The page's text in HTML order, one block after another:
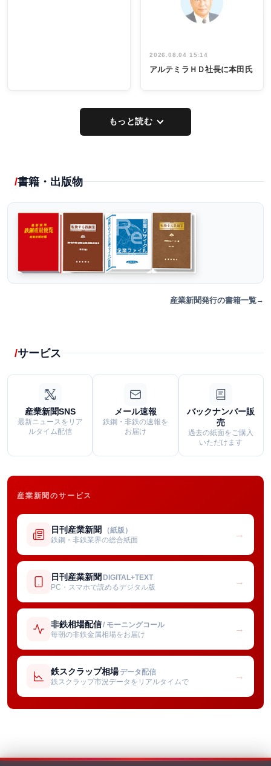
2026.08.04 15:14
アルテミラＨＤ社長に本田氏
もっと読む
書籍・出版物
産業新聞発行の書籍一覧
サービス
産業新聞SNS
最新ニュースをリア
ルタイム配信
メール速報
鉄鋼・非鉄の速報を
お届け
バックナンバー販
売
過去の紙面をご購入
いただけます
産業新聞のサービス
日刊産業新聞 （紙版）
鉄鋼・非鉄業界の総合紙面
→
日刊産業新聞 DIGITAL+TEXT
PC・スマホで読めるデジタル版
→
非鉄相場配信/ モーニングコール
毎朝の非鉄金属相場をお届け
→
鉄スクラップ相場 データ配信
鉄スクラップ市況データをリアルタイムで
→